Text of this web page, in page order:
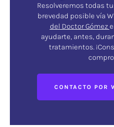
Resolveremos todas
brevedad posible vía
del Doctor Gómez
ayudarte, antes,
tratamientos.
CONTACTO POR